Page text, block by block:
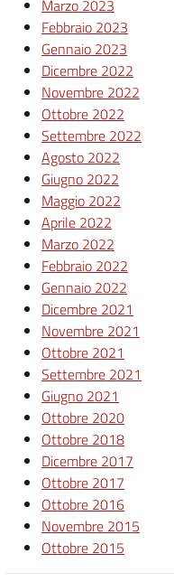
Marzo 2023
Febbraio 2023
Gennaio 2023
Dicembre 2022
Novembre 2022
Ottobre 2022
Settembre 2022
Agosto 2022
Giugno 2022
Maggio 2022
Aprile 2022
Marzo 2022
Febbraio 2022
Gennaio 2022
Dicembre 2021
Novembre 2021
Ottobre 2021
Settembre 2021
Giugno 2021
Ottobre 2020
Ottobre 2018
Dicembre 2017
Ottobre 2017
Ottobre 2016
Novembre 2015
Ottobre 2015